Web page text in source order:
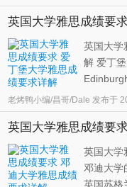
风景优美
尽有。现
英国大学雅思成绩要
英国大学
解 爱丁
古典与现
馆，还有
利，风景
老烤鸭小编/昌哥/Dale 发布于
英国大学雅思成绩要
英国大学
邓迪大学
英国苏格